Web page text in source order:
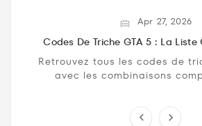
Apr 27, 2026
Codes De Triche GTA 5 : La
Retrouvez tous les codes de
avec les combinaisons

